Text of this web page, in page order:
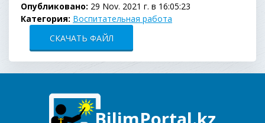
Опубликовано: 29 Nov. 2021 г. в 16:05:23
Категория: Воспитательная работа
СКАЧАТЬ ФАЙЛ